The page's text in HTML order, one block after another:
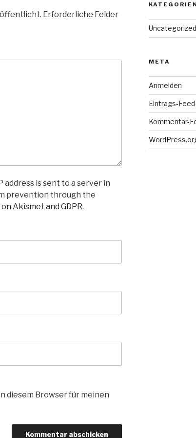
Erforderliche Felder
address is sent to a server in
prevention through the
Akismet and GDPR.
diesem Browser für meinen
KATEGORIEN
Uncategorized
META
Anmelden
Eintrags-Feed
Kommentar-